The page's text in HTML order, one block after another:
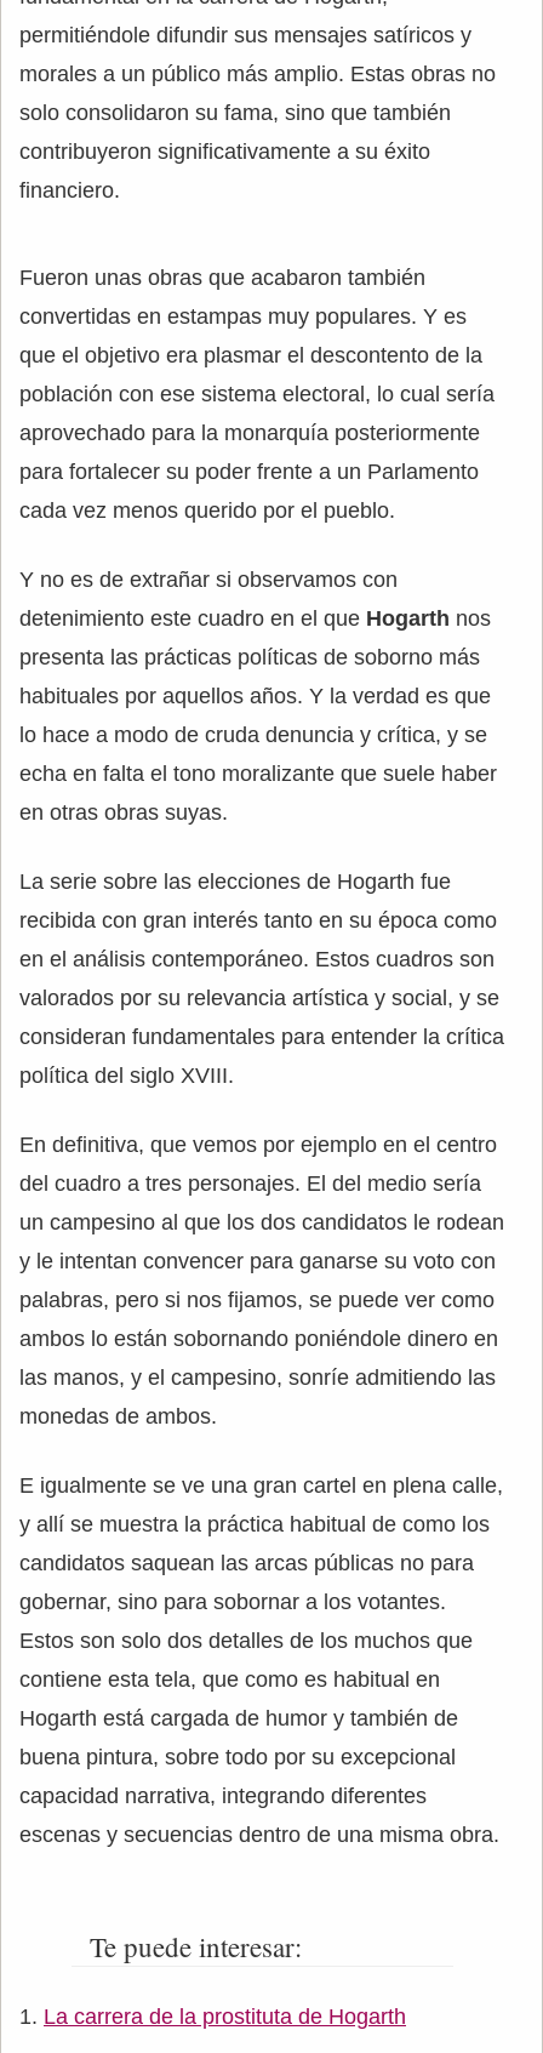
permitiéndole difundir sus mensajes satíricos y
morales a un público más amplio. Estas obras no
solo consolidaron su fama, sino que también
contribuyeron significativamente a su éxito
financiero.
Fueron unas obras que acabaron también
convertidas en estampas muy populares. Y es
que el objetivo era plasmar el descontento de la
población con ese sistema electoral, lo cual sería
aprovechado para la monarquía posteriormente
para fortalecer su poder frente a un Parlamento
cada vez menos querido por el pueblo.
Y no es de extrañar si observamos con
detenimiento este cuadro en el que Hogarth nos
presenta las prácticas políticas de soborno más
habituales por aquellos años. Y la verdad es que
lo hace a modo de cruda denuncia y crítica, y se
echa en falta el tono moralizante que suele haber
en otras obras suyas.
La serie sobre las elecciones de Hogarth fue
recibida con gran interés tanto en su época como
en el análisis contemporáneo. Estos cuadros son
valorados por su relevancia artística y social, y se
consideran fundamentales para entender la crítica
política del siglo XVIII.
En definitiva, que vemos por ejemplo en el centro
del cuadro a tres personajes. El del medio sería
un campesino al que los dos candidatos le rodean
y le intentan convencer para ganarse su voto con
palabras, pero si nos fijamos, se puede ver como
ambos lo están sobornando poniéndole dinero en
las manos, y el campesino, sonríe admitiendo las
monedas de ambos.
E igualmente se ve una gran cartel en plena calle,
y allí se muestra la práctica habitual de como los
candidatos saquean las arcas públicas no para
gobernar, sino para sobornar a los votantes.
Estos son solo dos detalles de los muchos que
contiene esta tela, que como es habitual en
Hogarth está cargada de humor y también de
buena pintura, sobre todo por su excepcional
capacidad narrativa, integrando diferentes
escenas y secuencias dentro de una misma obra.
Te puede interesar:
La carrera de la prostituta de Hogarth